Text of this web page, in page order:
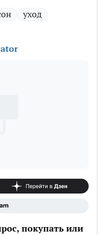
уход
покупать или